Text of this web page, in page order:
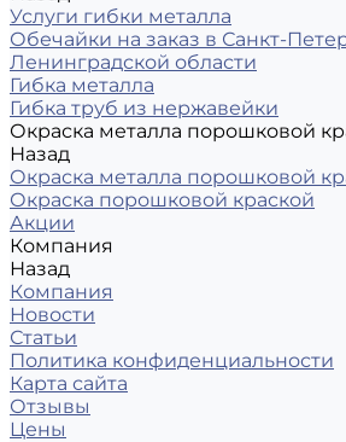
Услуги гибки металла
Обечайки на заказ в Санкт-
Ленинградской области
Гибка металла
Гибка труб из нержавейки
Окраска металла порошковой
Назад
Окраска металла порошковой
Окраска порошковой краской
Акции
Компания
Назад
Компания
Новости
Статьи
Политика конфиденциальности
Карта сайта
Отзывы
Цены